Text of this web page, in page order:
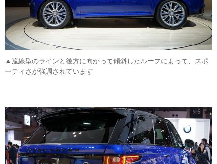
▲流線型のラインと後方に向かって傾斜したルーフによって、スポ
ーティさが強調されています